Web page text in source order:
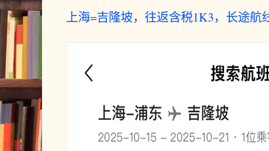
上海=吉隆坡，往返含税1K3，长途航